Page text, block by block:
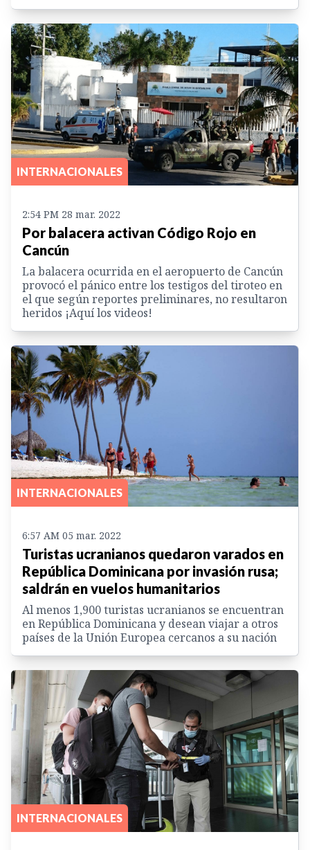
INTERNACIONALES
2:54 PM 28 mar. 2022
Por balacera activan Código Rojo en
Cancún
La balacera ocurrida en el aeropuerto de Cancún
provocó el pánico entre los testigos del tiroteo en
el que según reportes preliminares, no resultaron
heridos ¡Aquí los videos!
INTERNACIONALES
6:57 AM 05 mar. 2022
Turistas ucranianos quedaron varados en
República Dominicana por invasión rusa;
saldrán en vuelos humanitarios
Al menos 1,900 turistas ucranianos se encuentran
en República Dominicana y desean viajar a otros
países de la Unión Europea cercanos a su nación
INTERNACIONALES